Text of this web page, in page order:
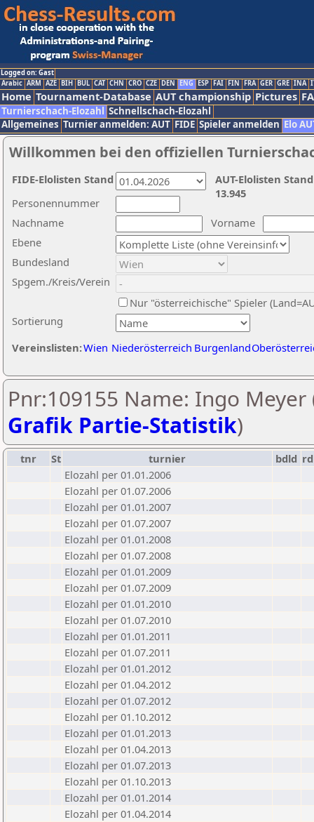
Logged on: Gast
Arabic ARM AZE BIH BUL CAT CHN CRO CZE DEN ENG ESP FAI FIN FRA GER GRE INA
Home Tournament-Database AUT championship Pictures
Turnierschach-Elozahl Schnellschach-Elozahl
Allgemeines Turnier anmelden: AUT FIDE Spieler anmelden Elo
Willkommen bei den offiziellen
Nachname
Vorname
Ebene
Sortierung
Personennummer
Bundesland
Spgem./Kreis/Verein
Nur "österreichische" Spieler
Vereinslisten:Wien Niederösterreich Burgenland
AUT-Elolisten
13.945
FIDE-Elolisten Stand
Pnr:109155 Name: Ingo Meyer
Grafik Partie-Statistik)
tnr St turnier bdld rd
Elozahl per 01.01.2006
Elozahl per 01.07.2006
Elozahl per 01.01.2007
Elozahl per 01.07.2007
Elozahl per 01.01.2008
Elozahl per 01.07.2008
Elozahl per 01.01.2009
Elozahl per 01.07.2009
Elozahl per 01.01.2010
Elozahl per 01.07.2010
Elozahl per 01.01.2011
Elozahl per 01.07.2011
Elozahl per 01.01.2012
Elozahl per 01.04.2012
Elozahl per 01.07.2012
Elozahl per 01.10.2012
Elozahl per 01.01.2013
Elozahl per 01.04.2013
Elozahl per 01.07.2013
Elozahl per 01.10.2013
Elozahl per 01.01.2014
Elozahl per 01.04.2014